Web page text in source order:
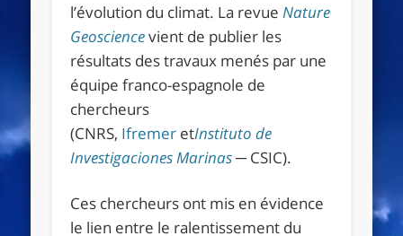
l’évolution du climat. La revueNature
Geosciencevient de publier les
résultats des travaux menés par une
équipe franco-espagnole de
chercheurs
(CNRS, Ifremer etInstituto de
Investigaciones Marinas─CSIC).
Ces chercheurs ont mis en évidence
le lien entre le ralentissement du